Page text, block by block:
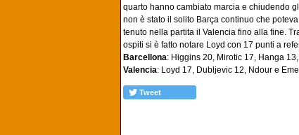
quarto hanno cambiato marcia e chiudendo
non è stato il solito Barça continuo che
tenuto nella partita il Valencia fino alla fine.
ospiti si è fatto notare Loyd con 17 punti a
Barcellona: Higgins 20, Mirotic 17, Hanga
Valencia: Loyd 17, Dubljevic 12, Ndour e
Tweet